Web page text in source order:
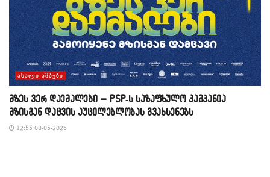
ᲐᲮᲐᲚᲘ ᲐᲛᲑᲔᲑᲘ
მზეს ვერ დაემალები – PSP-ს საზაფხულო კამპანია
მზისგან დაცვის აუცილებლობას გვახსენებს
12:55 08-05-2026